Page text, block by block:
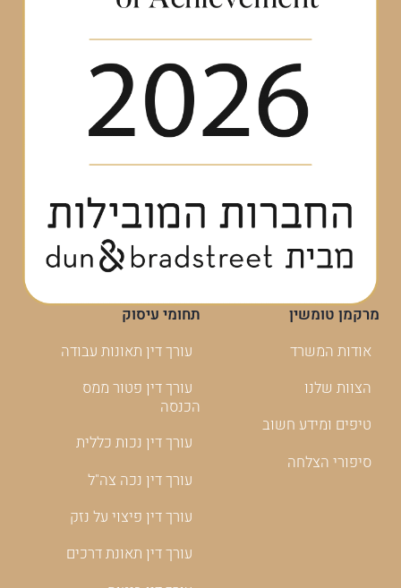
מרקמן טומשין
אודות המשרד
הצוות שלנו
טיפים ומידע חשוב
סיפורי הצלחה
תחומי עיסוק
עורך דין תאונות עבודה
עורך דין פטור ממס
הכנסה
עורך דין נכות כללית
עורך דין נכה צה"ל
עורך דין פיצוי על נזק
עורך דין תאונת דרכים